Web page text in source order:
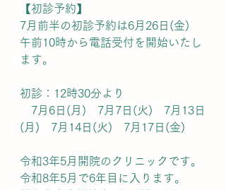
【初診予約】
7月前半の初診予約は6月26日(金)
午前10時から電話受付を開始いたし
ます。
初診：12時30分より
7月6日(月)　7月7日(火)　7月13日
(月)　7月14日(火)　7月17日(金)
令和3年5月開院のクリニックです。
令和8年5月で6年目に入ります。